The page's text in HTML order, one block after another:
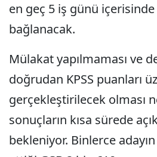
en geç 5 iş günü
bağlanacak.
Mülakat yapılmaması ve
doğrudan KPSS puanları
gerçekleştirilecek olması
sonuçların kısa sürede
bekleniyor. Binlerce